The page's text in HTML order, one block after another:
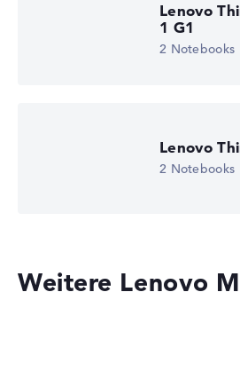
Lenovo
1 G1
2 Notebooks
Lenovo
2 Notebooks
Weitere Lenovo